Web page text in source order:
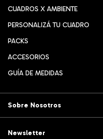
CUADROS X AMBIENTE
PERSONALIZÁ TU CUADRO
PACKS
ACCESORIOS
GUÍA DE MEDIDAS
Sobre Nosotros
Newsletter